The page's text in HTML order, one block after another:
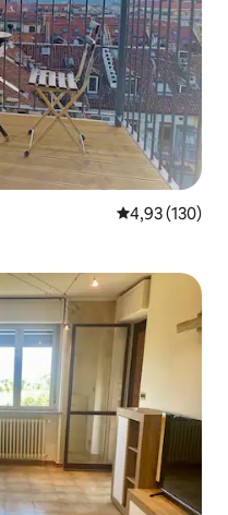
Средна
4,93 (130)